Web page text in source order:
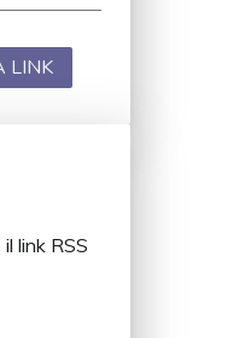
LINK
link RSS